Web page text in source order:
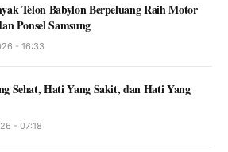
Telon Babylon Berpeluang Raih Motor
Ponsel Samsung
- 16:33
Sehat, Hati Yang Sakit, dan Hati Yang
- 07:18